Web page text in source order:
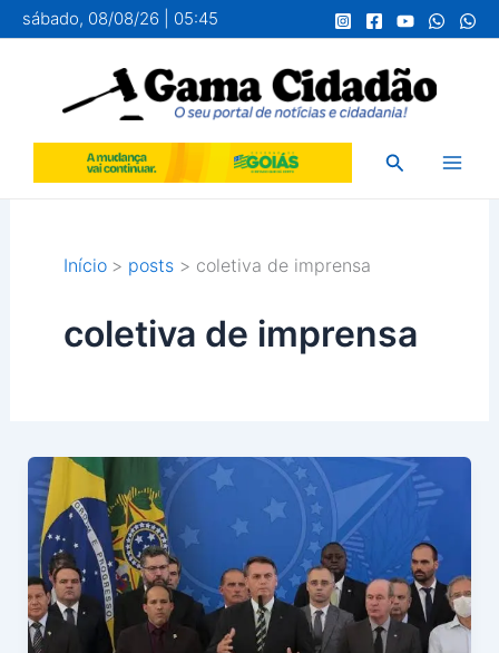
para
conteúdo
sábado, 08/08/26 | 05:45
Pesquisar
Início posts coletiva de imprensa
coletiva de imprensa